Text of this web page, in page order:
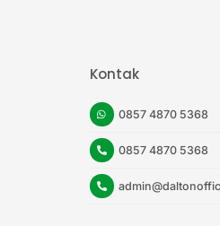
Kontak
0857 4870 5368
0857 4870 5368